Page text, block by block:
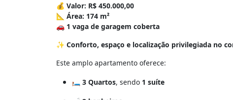
💰 Valor: R$ 450.000,00
📐 Área: 174 m²
🚗 1 vaga de garagem coberta
✨ Conforto, espaço e localização privilegiada no
Este amplo apartamento oferece:
🛏️ 3 Quartos, sendo 1 suíte